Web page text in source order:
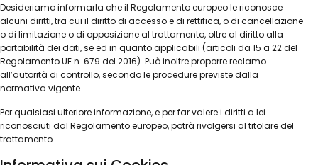
Desideriamo informarla che il Regolamento europeo le riconosce
alcuni diritti, tra cui il diritto di accesso e di rettifica, o di cancellazione
o di limitazione o di opposizione al trattamento, oltre al diritto alla
portabilità dei dati, se ed in quanto applicabili (articoli da 15 a 22 del
Regolamento UE n. 679 del 2016). Può inoltre proporre reclamo
all’autorità di controllo, secondo le procedure previste dalla
normativa vigente.
Per qualsiasi ulteriore informazione, e per far valere i diritti a lei
riconosciuti dal Regolamento europeo, potrà rivolgersi al titolare del
trattamento.